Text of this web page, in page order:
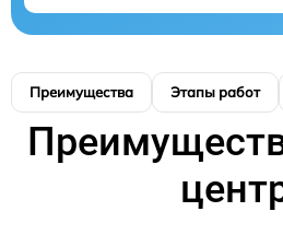
Преимущества Этапы работ